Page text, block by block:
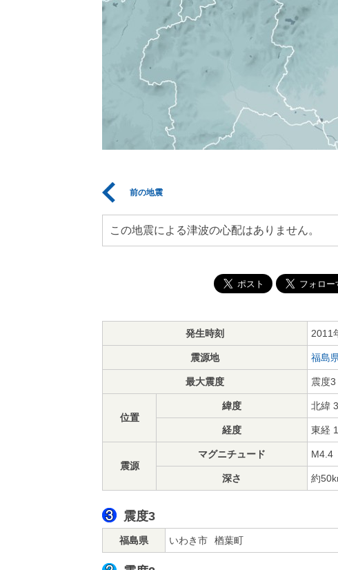
前の地震
この地震による津波の心配はありません。
発生時刻 2011
震源地 福島
最大震度 震度3
位置
緯度 北緯
経度 東経
震源
マグニチュード M4.4
深さ 約
震度3
福島県 いわき市 楢葉町